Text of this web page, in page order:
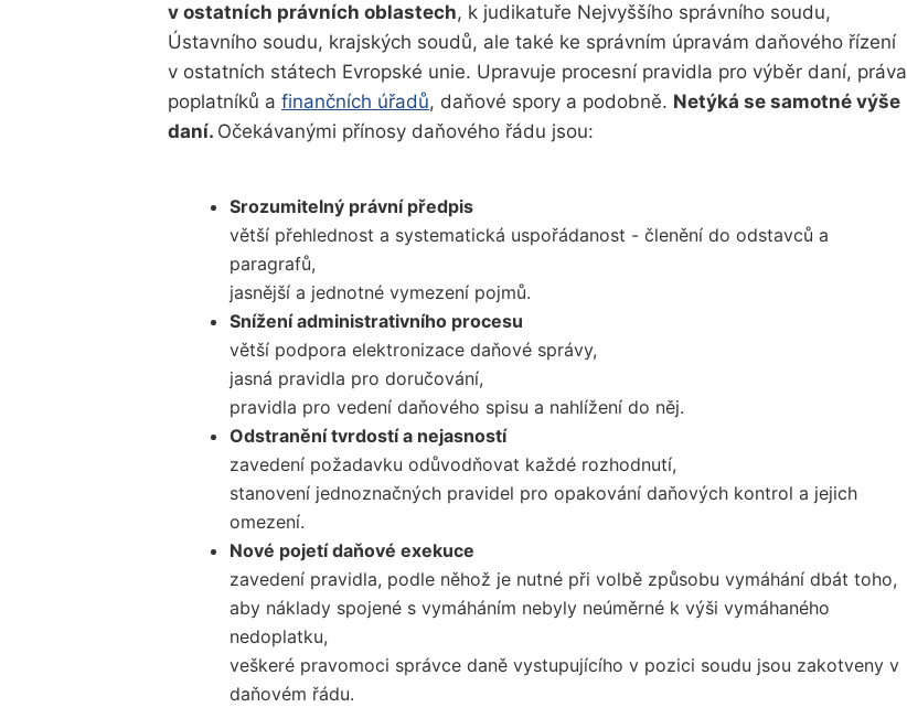
v ostatních právních oblastech, k judikatuře Nejvyššího správního soudu,
Ústavního soudu, krajských soudů, ale také ke správním úpravám daňového řízení
v ostatních státech Evropské unie. Upravuje procesní pravidla pro výběr daní, práva
poplatníků a finančních úřadů, daňové spory a podobně. Netýká se samotné výše
daní. Očekávanými přínosy daňového řádu jsou:
Srozumitelný právní předpis
větší přehlednost a systematická uspořádanost - členění do odstavců a
paragrafů,
jasnější a jednotné vymezení pojmů.
Snížení administrativního procesu
větší podpora elektronizace daňové správy,
jasná pravidla pro doručování,
pravidla pro vedení daňového spisu a nahlížení do něj.
Odstranění tvrdostí a nejasností
zavedení požadavku odůvodňovat každé rozhodnutí,
stanovení jednoznačných pravidel pro opakování daňových kontrol a jejich
omezení.
Nové pojetí daňové exekuce
zavedení pravidla, podle něhož je nutné při volbě způsobu vymáhání dbát toho,
aby náklady spojené s vymáháním nebyly neúměrné k výši vymáhaného
nedoplatku,
veškeré pravomoci správce daně vystupujícího v pozici soudu jsou zakotveny v
daňovém řádu.